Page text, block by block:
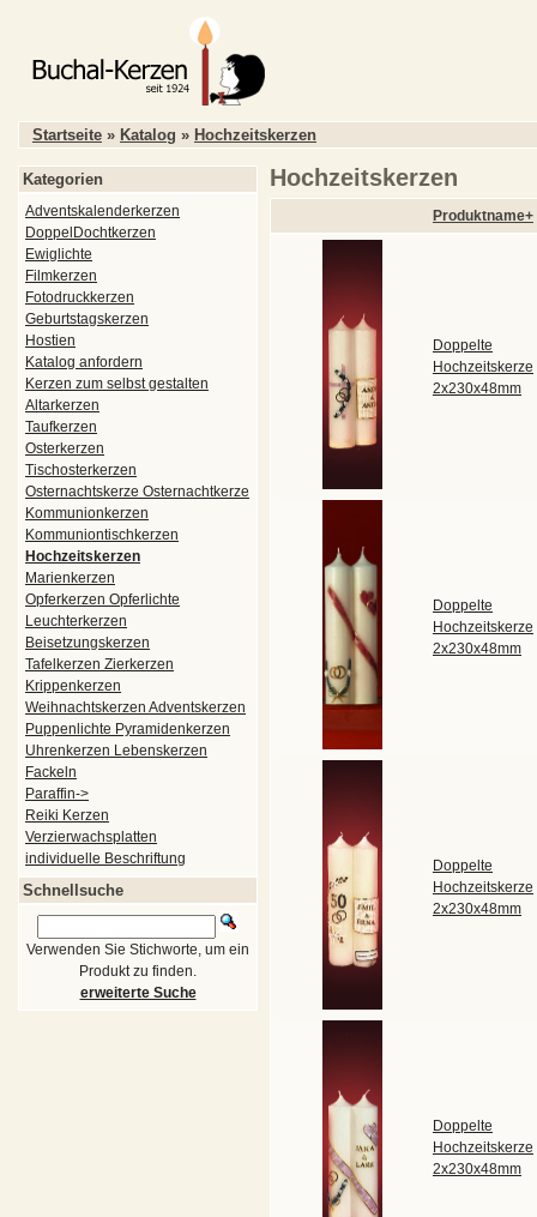
Startseite » Katalog » Hochzeitskerzen
Hochzeitskerzen
Produktname+
Doppelte
Hochzeitskerze
2x230x48mm
Doppelte
Hochzeitskerze
2x230x48mm
Doppelte
Hochzeitskerze
2x230x48mm
Doppelte
Hochzeitskerze
2x230x48mm
Kategorien
Adventskalenderkerzen
DoppelDochtkerzen
Ewiglichte
Filmkerzen
Fotodruckkerzen
Geburtstagskerzen
Hostien
Katalog anfordern
Kerzen zum selbst gestalten
Altarkerzen
Taufkerzen
Osterkerzen
Tischosterkerzen
Osternachtskerze Osternachtkerze
Kommunionkerzen
Kommuniontischkerzen
Hochzeitskerzen
Marienkerzen
Opferkerzen Opferlichte
Leuchterkerzen
Beisetzungskerzen
Tafelkerzen Zierkerzen
Krippenkerzen
Weihnachtskerzen Adventskerzen
Puppenlichte Pyramidenkerzen
Uhrenkerzen Lebenskerzen
Fackeln
Paraffin->
Reiki Kerzen
Verzierwachsplatten
individuelle Beschriftung
Schnellsuche
Verwenden Sie Stichworte, um ein
Produkt zu finden.
erweiterte Suche